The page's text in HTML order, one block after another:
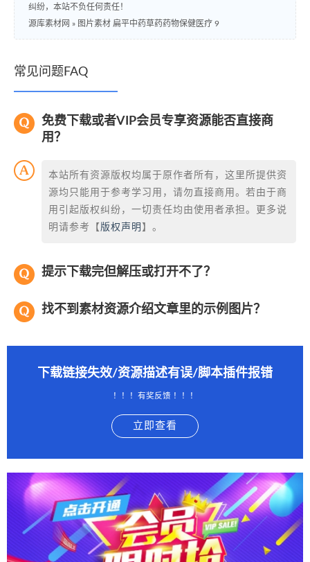
纠纷，本站不负任何责任！
源库素材网 » 图片素材 扁平中药草药药物保健医疗 9
常见问题FAQ
免费下载或者VIP会员专享资源能否直接商
用？
本站所有资源版权均属于原作者所有，这里所提供资
源均只能用于参考学习用，请勿直接商用。若由于商
用引起版权纠纷，一切责任均由使用者承担。更多说
明请参考【 版权声明 】。
提示下载完但解压或打开不了？
找不到素材资源介绍文章里的示例图片？
下载链接失效/资源描述有误/脚本插件报错
！！！有奖反馈 ！！！
立即查看